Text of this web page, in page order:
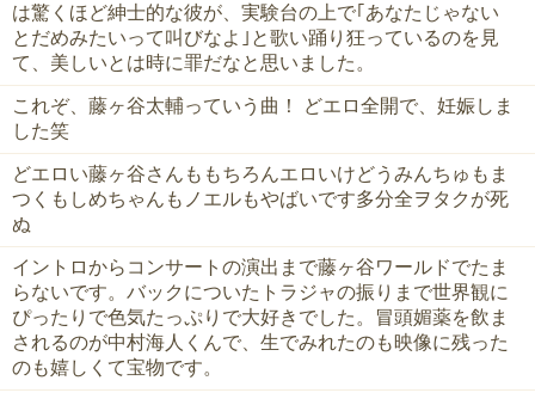
は驚くほど紳士的な彼が、実験台の上で｢あなたじゃない
とだめみたいって叫びなよ｣と歌い踊り狂っているのを見
て、美しいとは時に罪だなと思いました。
これぞ、藤ヶ谷太輔っていう曲！ どエロ全開で、妊娠しま
した笑
どエロい藤ヶ谷さんももちろんエロいけどうみんちゅもま
つくもしめちゃんもノエルもやばいです多分全ヲタクが死
ぬ
イントロからコンサートの演出まで藤ヶ谷ワールドでたま
らないです。バックについたトラジャの振りまで世界観に
ぴったりで色気たっぷりで大好きでした。冒頭媚薬を飲ま
されるのが中村海人くんで、生でみれたのも映像に残った
のも嬉しくて宝物です。